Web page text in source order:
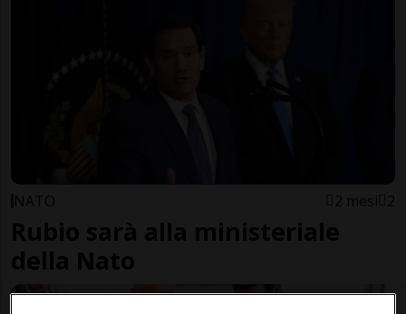
NATO 2 mesi 2
Rubio sarà alla ministeriale
della Nato